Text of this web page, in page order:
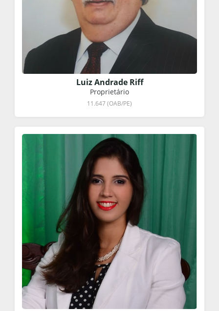
Luiz Andrade Riff
Proprietário
11.647 (OAB/PE)